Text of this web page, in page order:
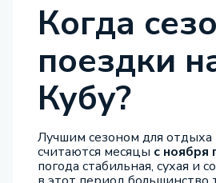
Когда
поездки
Кубу?
Лучшим сезоном для отдыха
считаются месяцы с ноября
погода стабильная, сухая и